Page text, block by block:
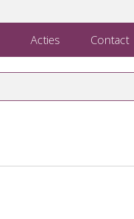
Acties Contact